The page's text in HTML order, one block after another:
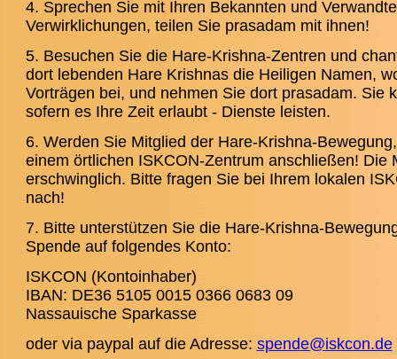
4. Sprechen Sie mit Ihren Bekannten und
Verwirklichungen, teilen Sie prasadam mit ihnen!
5. Besuchen Sie die Hare-Krishna-Zentren und
dort lebenden Hare Krishnas die Heiligen Namen,
Vorträgen bei, und nehmen Sie dort prasadam. Sie
sofern es Ihre Zeit erlaubt - Dienste leisten.
6. Werden Sie Mitglied der Hare-Krishna-
einem örtlichen ISKCON-Zentrum anschließen! Die
erschwinglich. Bitte fragen Sie bei Ihrem lokalen
nach!
7. Bitte unterstützen Sie die Hare-Krishna-
Spende auf folgendes Konto:
ISKCON (Kontoinhaber)
IBAN: DE36 5105 0015 0366 0683 09
Nassauische Sparkasse
oder via paypal auf die Adresse: spende@iskcon.de